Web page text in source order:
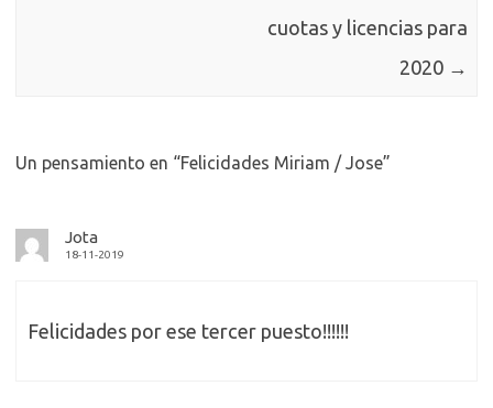
cuotas y licencias para
2020 →
Un pensamiento en “Felicidades Miriam / Jose”
Jota
18-11-2019
Felicidades por ese tercer puesto!!!!!!